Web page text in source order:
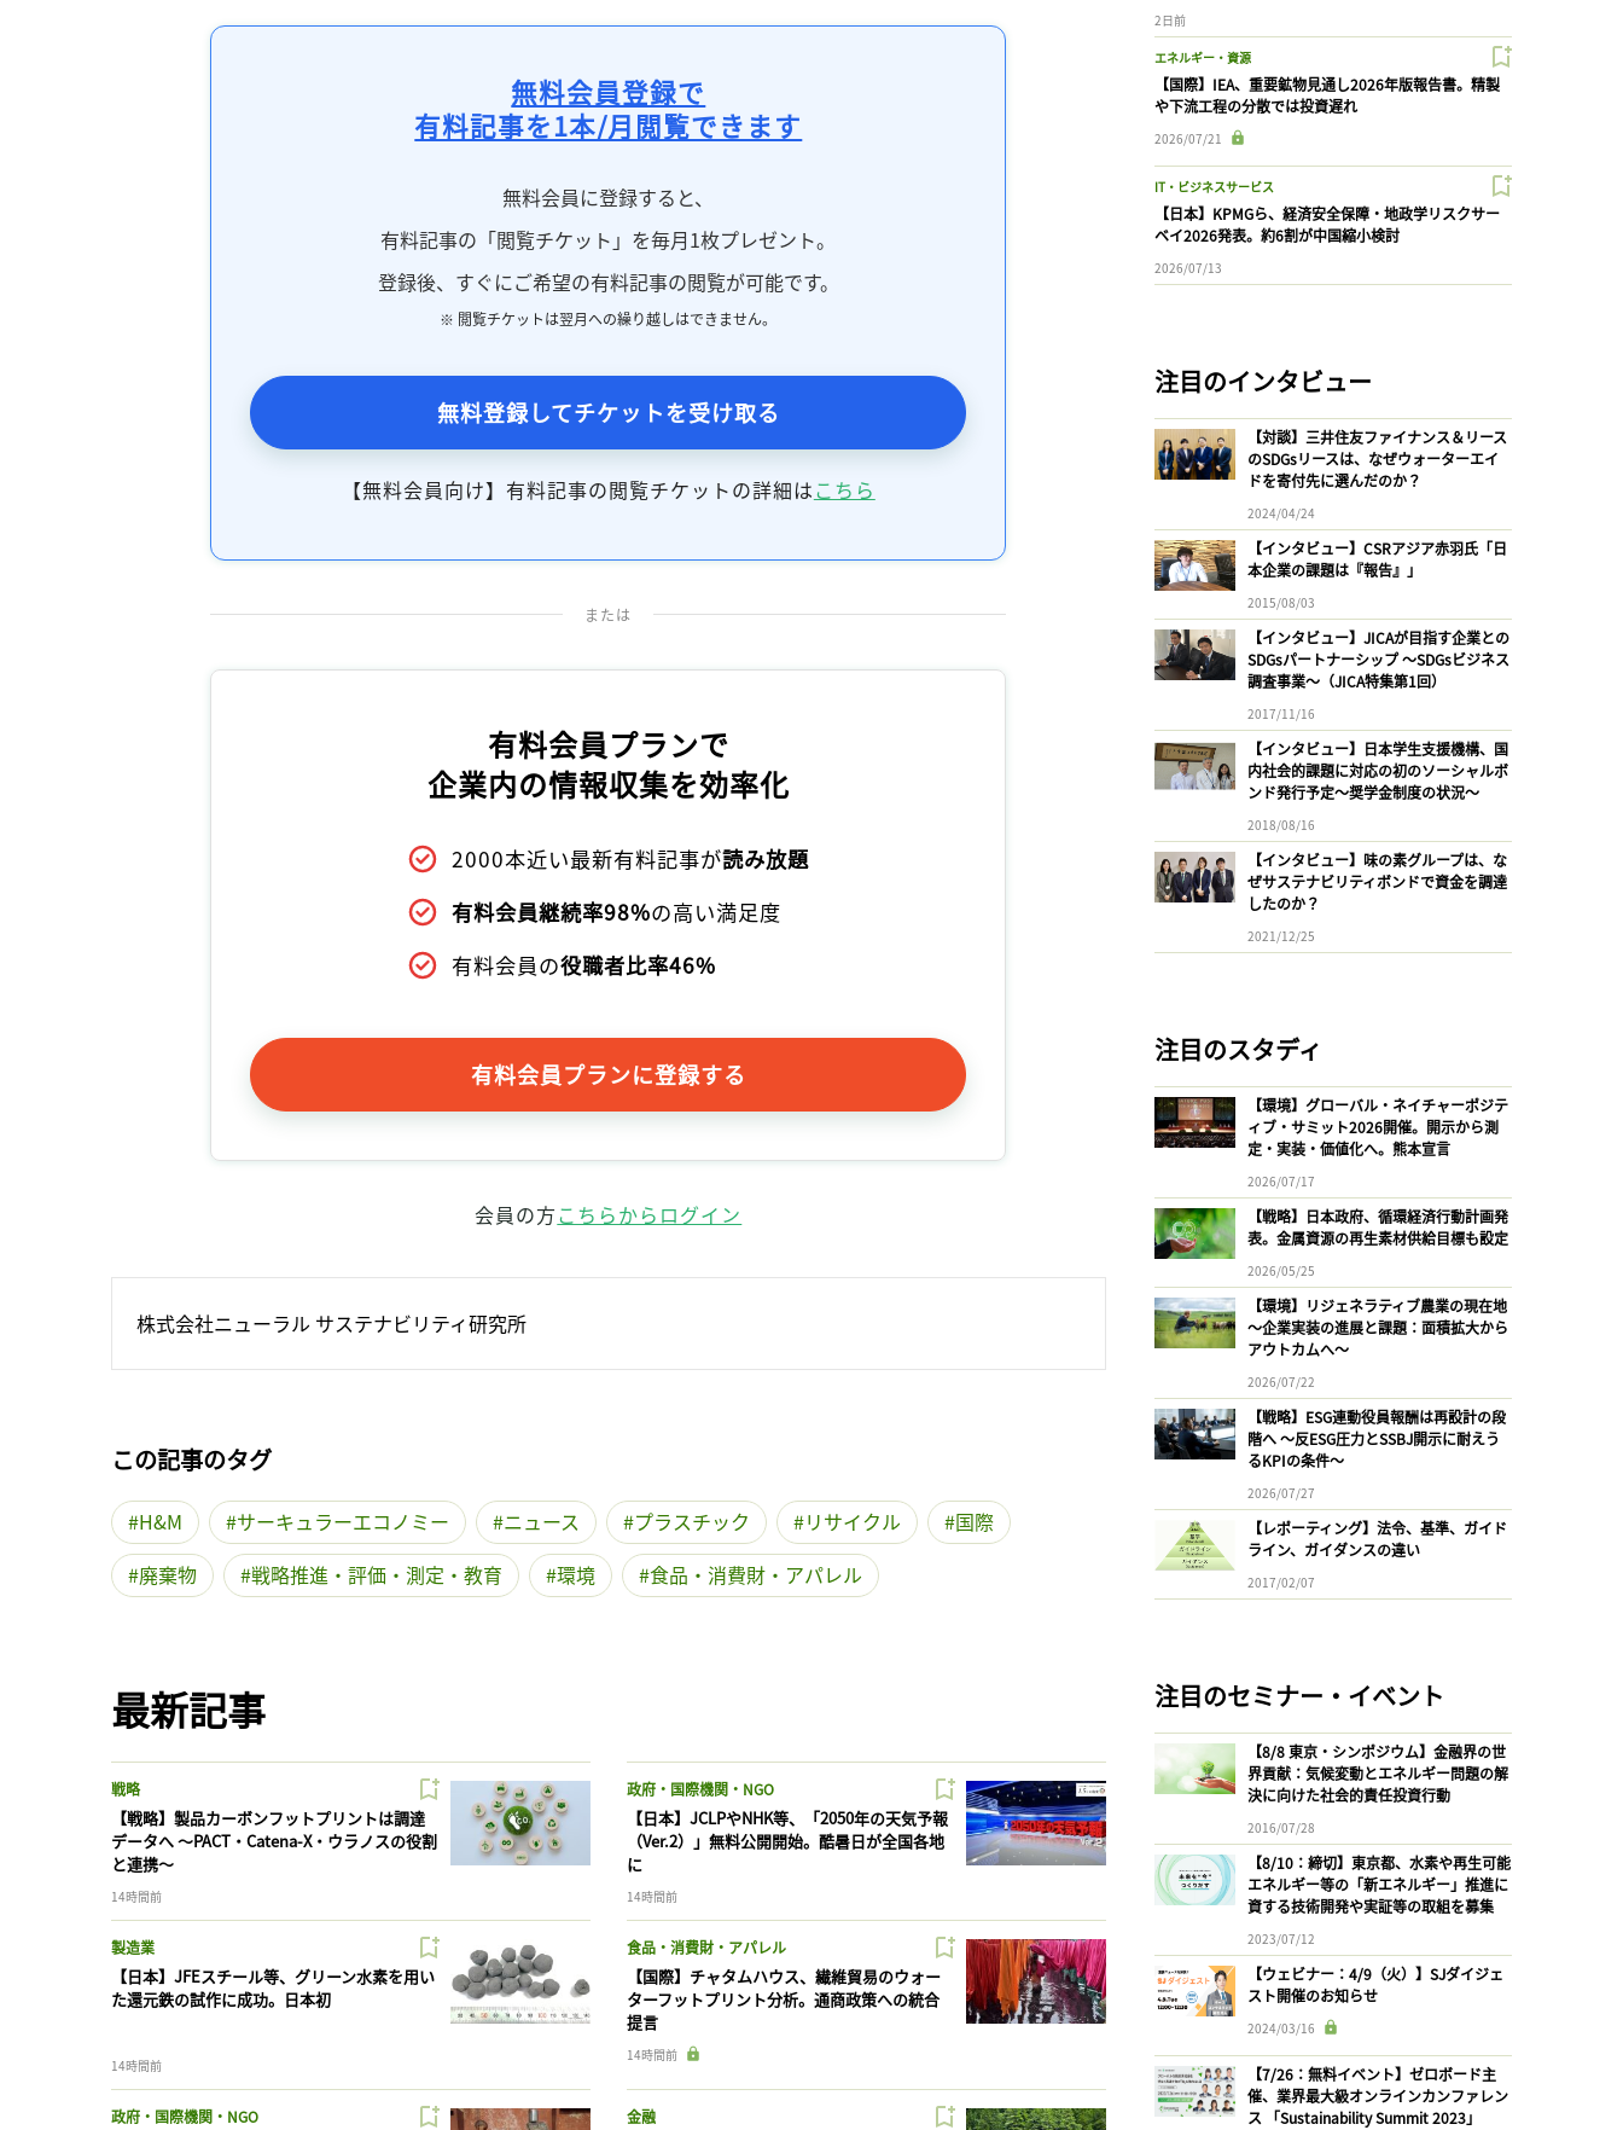
無料会員登録で
有料記事を1本/月閲覧できます
無料会員に登録すると、
有料記事の「閲覧チケット」を毎月1枚プレゼント。
登録後、すぐにご希望の有料記事の閲覧が可能です。
※ 閲覧チケットは翌月への繰り越しはできません。
無料登録してチケットを受け取る
【無料会員向け】有料記事の閲覧チケットの詳細はこちら
または
有料会員プランで
企業内の情報収集を効率化
2000本近い最新有料記事が読み放題
有料会員継続率98%の高い満足度
有料会員の役職者比率46%
有料会員プランに登録する
会員の方こちらからログイン
株式会社ニューラル サステナビリティ研究所
この記事のタグ
H&M サーキュラーエコノミー ニュース プラスチック リサイクル
国際
廃棄物
戦略推進・評価・測定・教育 環境 食品・消費財・アパレル
最新記事
戦略
【戦略】製品カーボンフットプリントは調達
データへ 〜PACT・Catena-X・ウラノスの役割
と連携〜
14時間前
政府・国際機関・NGO
【日本】JCLPやNHK等、「2050年の天気予報
（Ver.2）」無料公開開始。酷暑日が全国各地
に
14時間前
製造業
【日本】JFEスチール等、グリーン水素を用い
た還元鉄の試作に成功。日本初
14時間前
食品・消費財・アパレル
【国際】チャタムハウス、繊維貿易のウォー
ターフットプリント分析。通商政策への統合
提言
14時間前
政府・国際機関・NGO 金融
2日前
エネルギー・資源
【国際】IEA、重要鉱物見通し2026年版報告書。精製
や下流工程の分散では投資遅れ
2026/07/21
IT・ビジネスサービス
【日本】KPMGら、経済安全保障・地政学リスクサー
ベイ2026発表。約6割が中国縮小検討
2026/07/13
注目のインタビュー
【対談】三井住友ファイナンス＆リース
のSDGsリースは、なぜウォーターエイ
ドを寄付先に選んだのか？
2024/04/24
【インタビュー】CSRアジア赤羽氏「日
本企業の課題は『報告』」
2015/08/03
【インタビュー】JICAが目指す企業との
SDGsパートナーシップ 〜SDGsビジネス
調査事業〜（JICA特集第1回）
2017/11/16
【インタビュー】日本学生支援機構、国
内社会的課題に対応の初のソーシャルボ
ンド発行予定〜奨学金制度の状況〜
2018/08/16
【インタビュー】味の素グループは、な
ぜサステナビリティボンドで資金を調達
したのか？
2021/12/25
注目のスタディ
【環境】グローバル・ネイチャーポジテ
ィブ・サミット2026開催。開示から測
定・実装・価値化へ。熊本宣言
2026/07/17
【戦略】日本政府、循環経済行動計画発
表。金属資源の再生素材供給目標も設定
2026/05/25
【環境】リジェネラティブ農業の現在地
〜企業実装の進展と課題：面積拡大から
アウトカムへ〜
2026/07/22
【戦略】ESG連動役員報酬は再設計の段
階へ 〜反ESG圧力とSSBJ開示に耐えう
るKPIの条件〜
2026/07/27
【レポーティング】法令、基準、ガイド
ライン、ガイダンスの違い
2017/02/07
注目のセミナー・イベント
【8/8 東京・シンポジウム】金融界の世
界貢献：気候変動とエネルギー問題の解
決に向けた社会的責任投資行動
2016/07/28
【8/10：締切】東京都、水素や再生可能
エネルギー等の「新エネルギー」推進に
資する技術開発や実証等の取組を募集
2023/07/12
【ウェビナー：4/9（火）】SJダイジェ
スト開催のお知らせ
2024/03/16
【7/26：無料イベント】ゼロボード主
催、業界最大級オンラインカンファレン
ス 「Sustainability Summit 2023」
ログインが必要です